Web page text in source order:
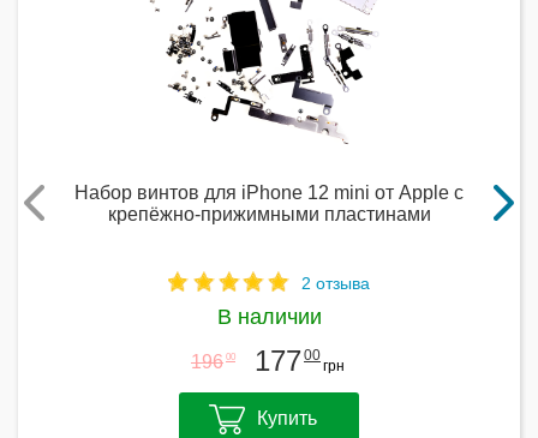
Набор винтов для iPhone 12 mini от Apple с
крепёжно-прижимными пластинами
2 отзыва
В наличии
196 00 17700
грн
Купить